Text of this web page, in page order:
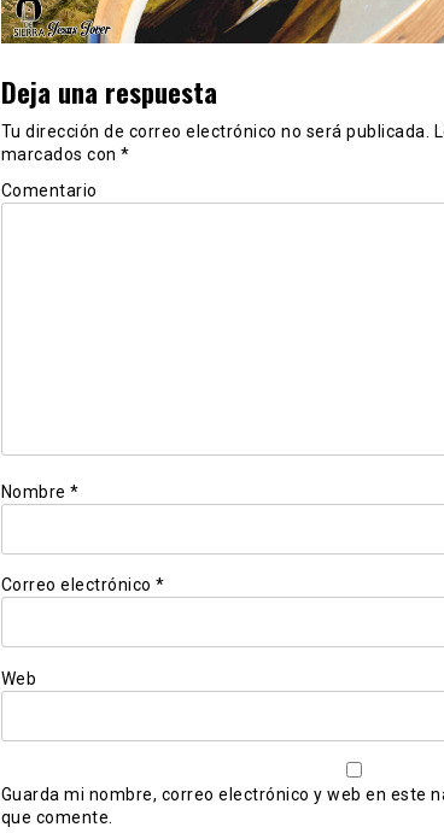
Deja una respuesta
Tu dirección de correo electrónico no será publicada.
marcados con *
Comentario
Nombre *
Correo electrónico *
Web
Guarda mi nombre, correo electrónico y web en este
que comente.